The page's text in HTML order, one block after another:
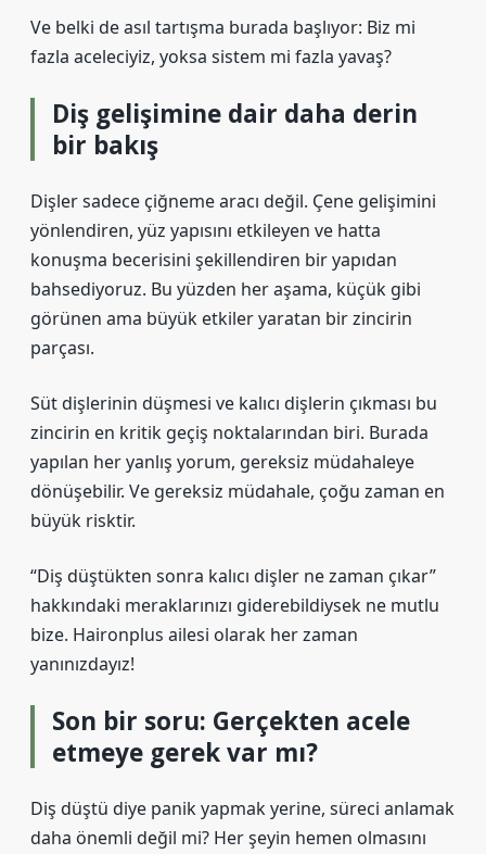
Ve belki de asıl tartışma burada başlıyor: Biz mi
fazla aceleciyiz, yoksa sistem mi fazla yavaş?
Diş gelişimine dair daha derin
bir bakış
Dişler sadece çiğneme aracı değil. Çene gelişimini
yönlendiren, yüz yapısını etkileyen ve hatta
konuşma becerisini şekillendiren bir yapıdan
bahsediyoruz. Bu yüzden her aşama, küçük gibi
görünen ama büyük etkiler yaratan bir zincirin
parçası.
Süt dişlerinin düşmesi ve kalıcı dişlerin çıkması bu
zincirin en kritik geçiş noktalarından biri. Burada
yapılan her yanlış yorum, gereksiz müdahaleye
dönüşebilir. Ve gereksiz müdahale, çoğu zaman en
büyük risktir.
“Diş düştükten sonra kalıcı dişler ne zaman çıkar”
hakkındaki meraklarınızı giderebildiysek ne mutlu
bize. Haironplus ailesi olarak her zaman
yanınızdayız!
Son bir soru: Gerçekten acele
etmeye gerek var mı?
Diş düştü diye panik yapmak yerine, süreci anlamak
daha önemli değil mi? Her şeyin hemen olmasını